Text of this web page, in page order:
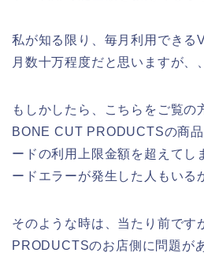
私が知る限り、毎月利用できる
月数十万程度だと思いますが、
もしかしたら、こちらをご覧の
BONE CUT PRODUCTSの商
ードの利用上限金額を超えてし
ードエラーが発生した人もいる
そのような時は、当たり前で
PRODUCTSのお店側に問題が